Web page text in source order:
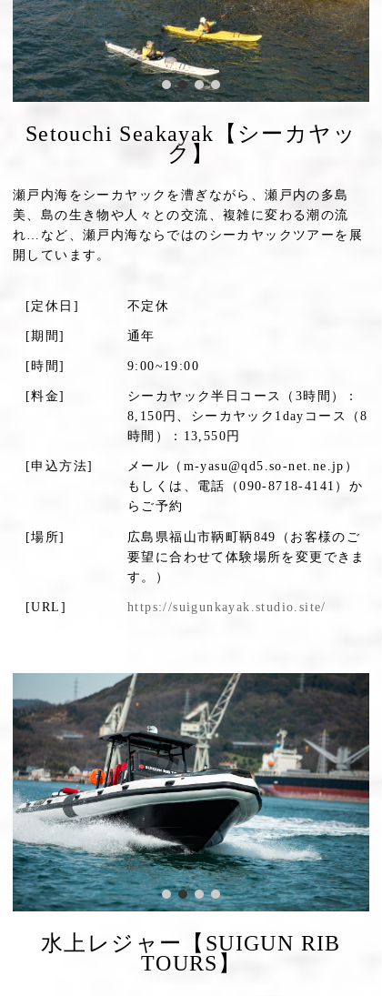
Setouchi Seakayak【シーカヤッ
ク】
瀬戸内海をシーカヤックを漕ぎながら、瀬戸内の多島
美、島の生き物や人々との交流、複雑に変わる潮の流
れ…など、瀬戸内海ならではのシーカヤックツアーを展
開しています。
[定休日] 不定休
[期間] 通年
[時間] 9:00~19:00
[料金]
シーカヤック半日コース（3時間）：
8,150円、シーカヤック1dayコース（8
時間）：13,550円
[申込方法]
メール（m-yasu@qd5.so-net.ne.jp）
もしくは、電話（090-8718-4141）か
らご予約
[場所]
広島県福山市鞆町鞆849（お客様のご
要望に合わせて体験場所を変更できま
す。）
[URL] https://suigunkayak.studio.site/
水上レジャー【SUIGUN RIB
TOURS】